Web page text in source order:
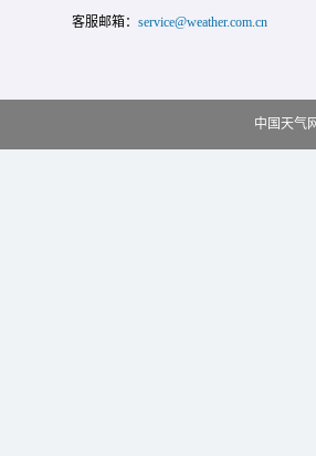
客服邮箱： service@weather.com.cn
中国天气